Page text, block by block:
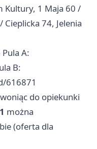
Kultury, 1 Maja 60 /
74, Jelenia
A:
B:
616871
do opiekunki
można
(oferta dla